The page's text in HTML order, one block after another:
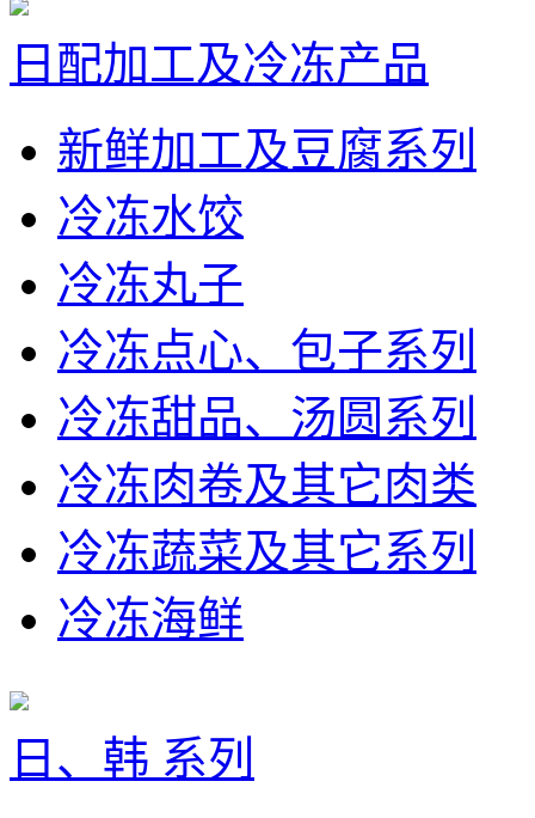
日配加工及冷冻产品
新鲜加工及豆腐系列
冷冻水饺
冷冻丸子
冷冻点心、包子系列
冷冻甜品、汤圆系列
冷冻肉卷及其它肉类
冷冻蔬菜及其它系列
冷冻海鲜
日、韩 系列